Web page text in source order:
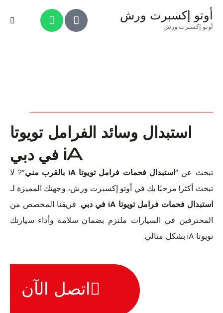
أوتو إكسبرت ورش
أوتو إكسبرت ورش
استبدال وسائد الفرامل تويوتا
iA في دبي
تبحث عن “استبدال فحمات فرامل تويوتا iA بالقرب مني
”? لا
تبحث أكثر! مرحبًا بك في أوتو إكسبرت ورش، وجهتك المميزة لـ
استبدال فحمات فرامل تويوتا iA في دبي
. فريقنا المخصص من
المحترفين في السيارات ملتزم بضمان سلامة وأداء سيارتك
تويوتا iA بشكل مثالي.
اتصل الآن